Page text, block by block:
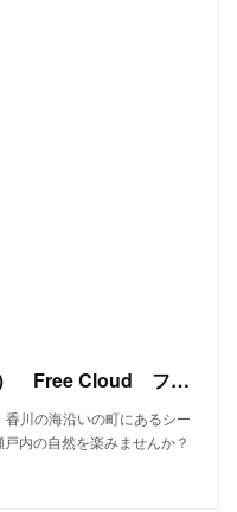
シーカヤック（香川県仁尾町） Free Cloud フリークラウド
川の海沿いの町にあるシー
内の自然を楽みませんか？